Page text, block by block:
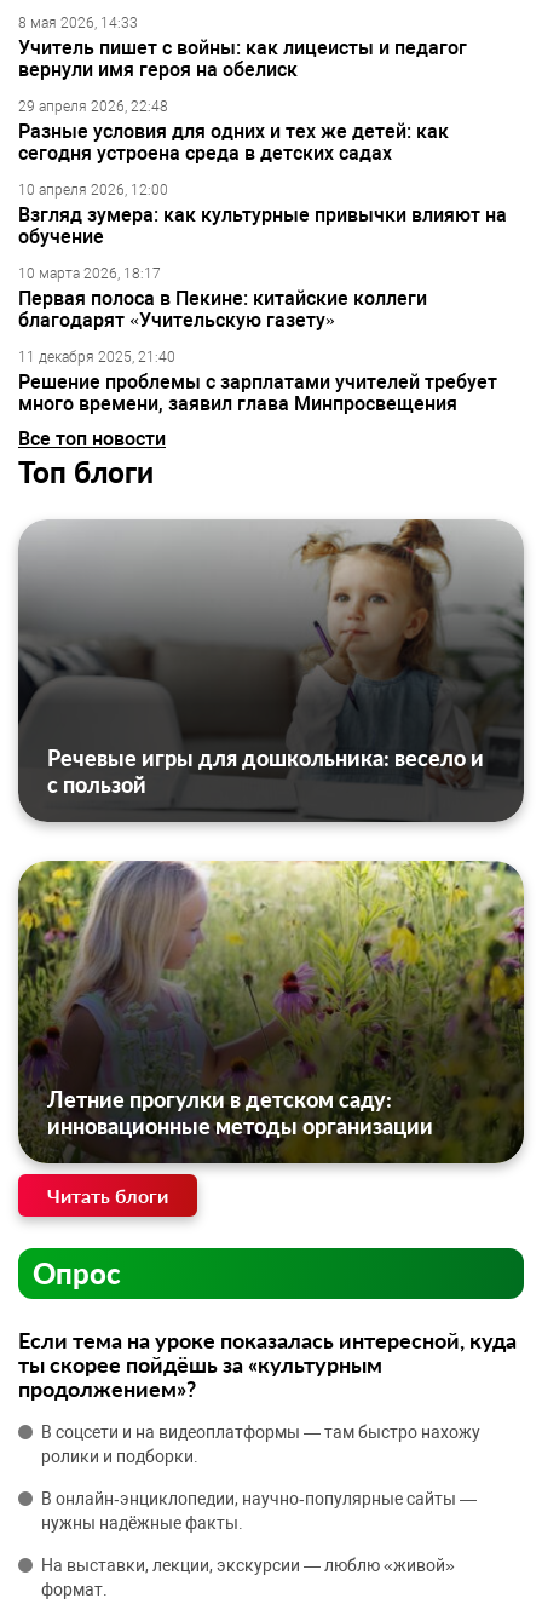
8 мая 2026, 14:33
Учитель пишет с войны: как лицеисты и педагог
вернули имя героя на обелиск
29 апреля 2026, 22:48
Разные условия для одних и тех же детей: как
сегодня устроена среда в детских садах
10 апреля 2026, 12:00
Взгляд зумера: как культурные привычки влияют на
обучение
10 марта 2026, 18:17
Первая полоса в Пекине: китайские коллеги
благодарят «Учительскую газету»
11 декабря 2025, 21:40
Решение проблемы с зарплатами учителей требует
много времени, заявил глава Минпросвещения
Все топ новости
Топ блоги
Речевые игры для дошкольника: весело и
с пользой
Летние прогулки в детском саду:
инновационные методы организации
Читать блоги
Опрос
Если тема на уроке показалась интересной, куда
ты скорее пойдёшь за «культурным
продолжением»?
В соцсети и на видеоплатформы — там быстро нахожу
ролики и подборки.
В онлайн‑энциклопедии, научно‑популярные сайты —
нужны надёжные факты.
На выставки, лекции, экскурсии — люблю «живой»
формат.